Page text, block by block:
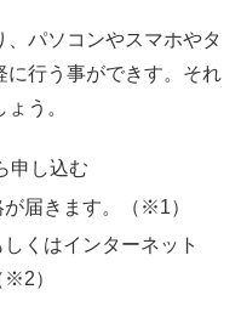
パソコンやスマホやタ
に行う事ができす。それ
う。
申し込む
届きます。（※1）
くはインターネット
）